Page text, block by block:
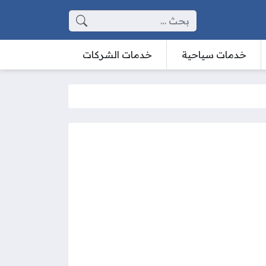
البحث عن:
خدمات سياحية خدمات الشركات